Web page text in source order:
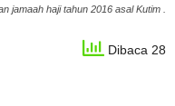
jamaah haji tahun 2016 asal Kutim .
Dibaca 28